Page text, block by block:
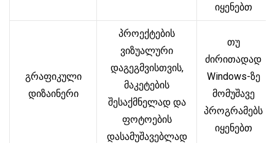
იყენებთ
გრაფიკული
დიზაინერი
პროექტების
ვიზუალური
დაგეგმვისთვის,
მაკეტების
შესაქმნელად და
ფოტოების
დასამუშავებლად
თუ
ძირითადად
Windows-ზე
მომუშავე
პროგრამებს
იყენებთ